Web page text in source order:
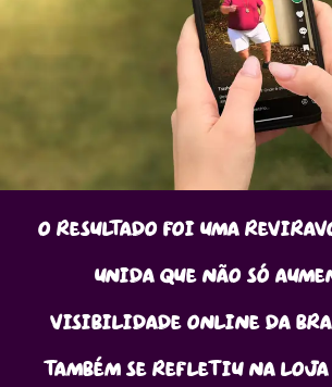
O resultado foi uma
unida que não só
visibilidade online da
também se refletiu na